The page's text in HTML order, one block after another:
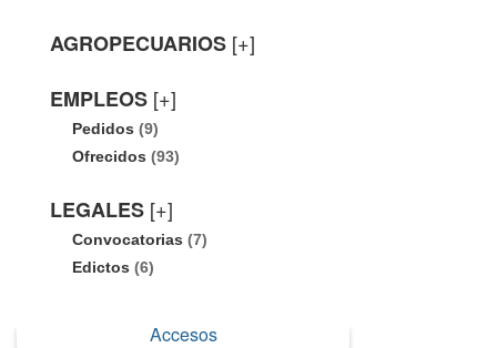
AGROPECUARIOS [+]
EMPLEOS [+]
Pedidos (9)
Ofrecidos (93)
LEGALES [+]
Convocatorias (7)
Edictos (6)
Accesos